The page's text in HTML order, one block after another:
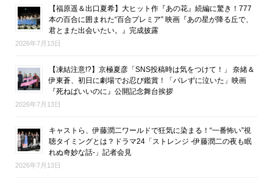
【福原遥＆出口夏希】大ヒット作『あの花』続編に驚き！777
本の百合に囲まれた“百合プレミア” 映画『あの星が降る丘で、
君とまた出会いたい。』完成披露
2026年7月13日
【凍結注意!?】京極夏彦「SNS投稿時は気をつけて！」 奈緒＆
伊東蒼、初日に劇場でお忍び鑑賞！「バレずに泣いた」映画
『死ねばいいのに』公開記念舞台挨拶
2026年7月13日
キャストら、伊藤潤二ワールドで狂気に染まる！“一番怖い”視
聴タイミングとは？ドラマ24「ストレンジ -伊藤潤二の夜も眠
れぬ奇妙な話-」記者会見
2026年7月13日